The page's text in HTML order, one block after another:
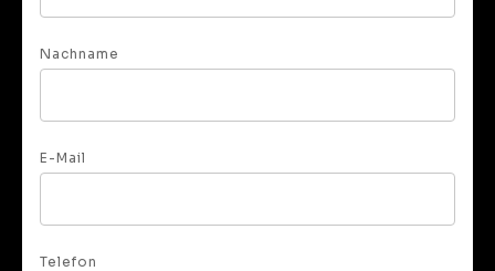
Nachname
E-Mail
Telefon